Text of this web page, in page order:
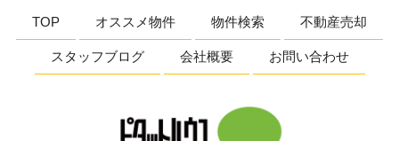
TOP オススメ物件 物件検索 不動産売却
スタッフブログ 会社概要 お問い合わせ